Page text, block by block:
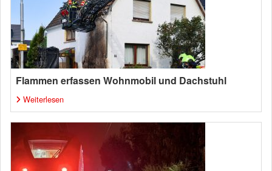
Flammen erfassen Wohnmobil und Dachstuhl
Weiterlesen